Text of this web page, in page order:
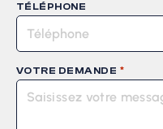
TÉLÉPHONE
VOTRE DEMANDE *